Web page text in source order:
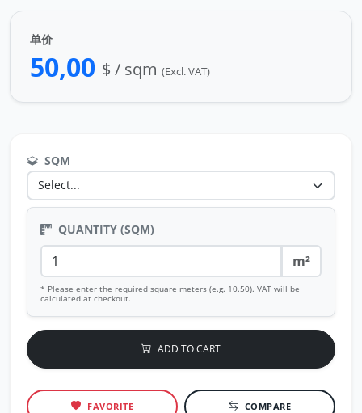
单价
50,00 $ / sqm (Excl. VAT)
SQM
QUANTITY (SQM)
m²
* Please enter the required square meters (e.g. 10.50). VAT will be
calculated at checkout.
ADD TO CART
FAVORITE COMPARE